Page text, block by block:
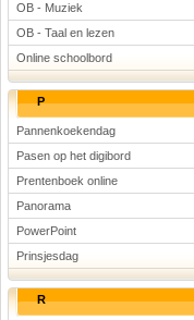
OB - Muziek
OB - Taal en lezen
Online schoolbord
P
Pannenkoekendag
Pasen op het digibord
Prentenboek online
Panorama
PowerPoint
Prinsjesdag
R